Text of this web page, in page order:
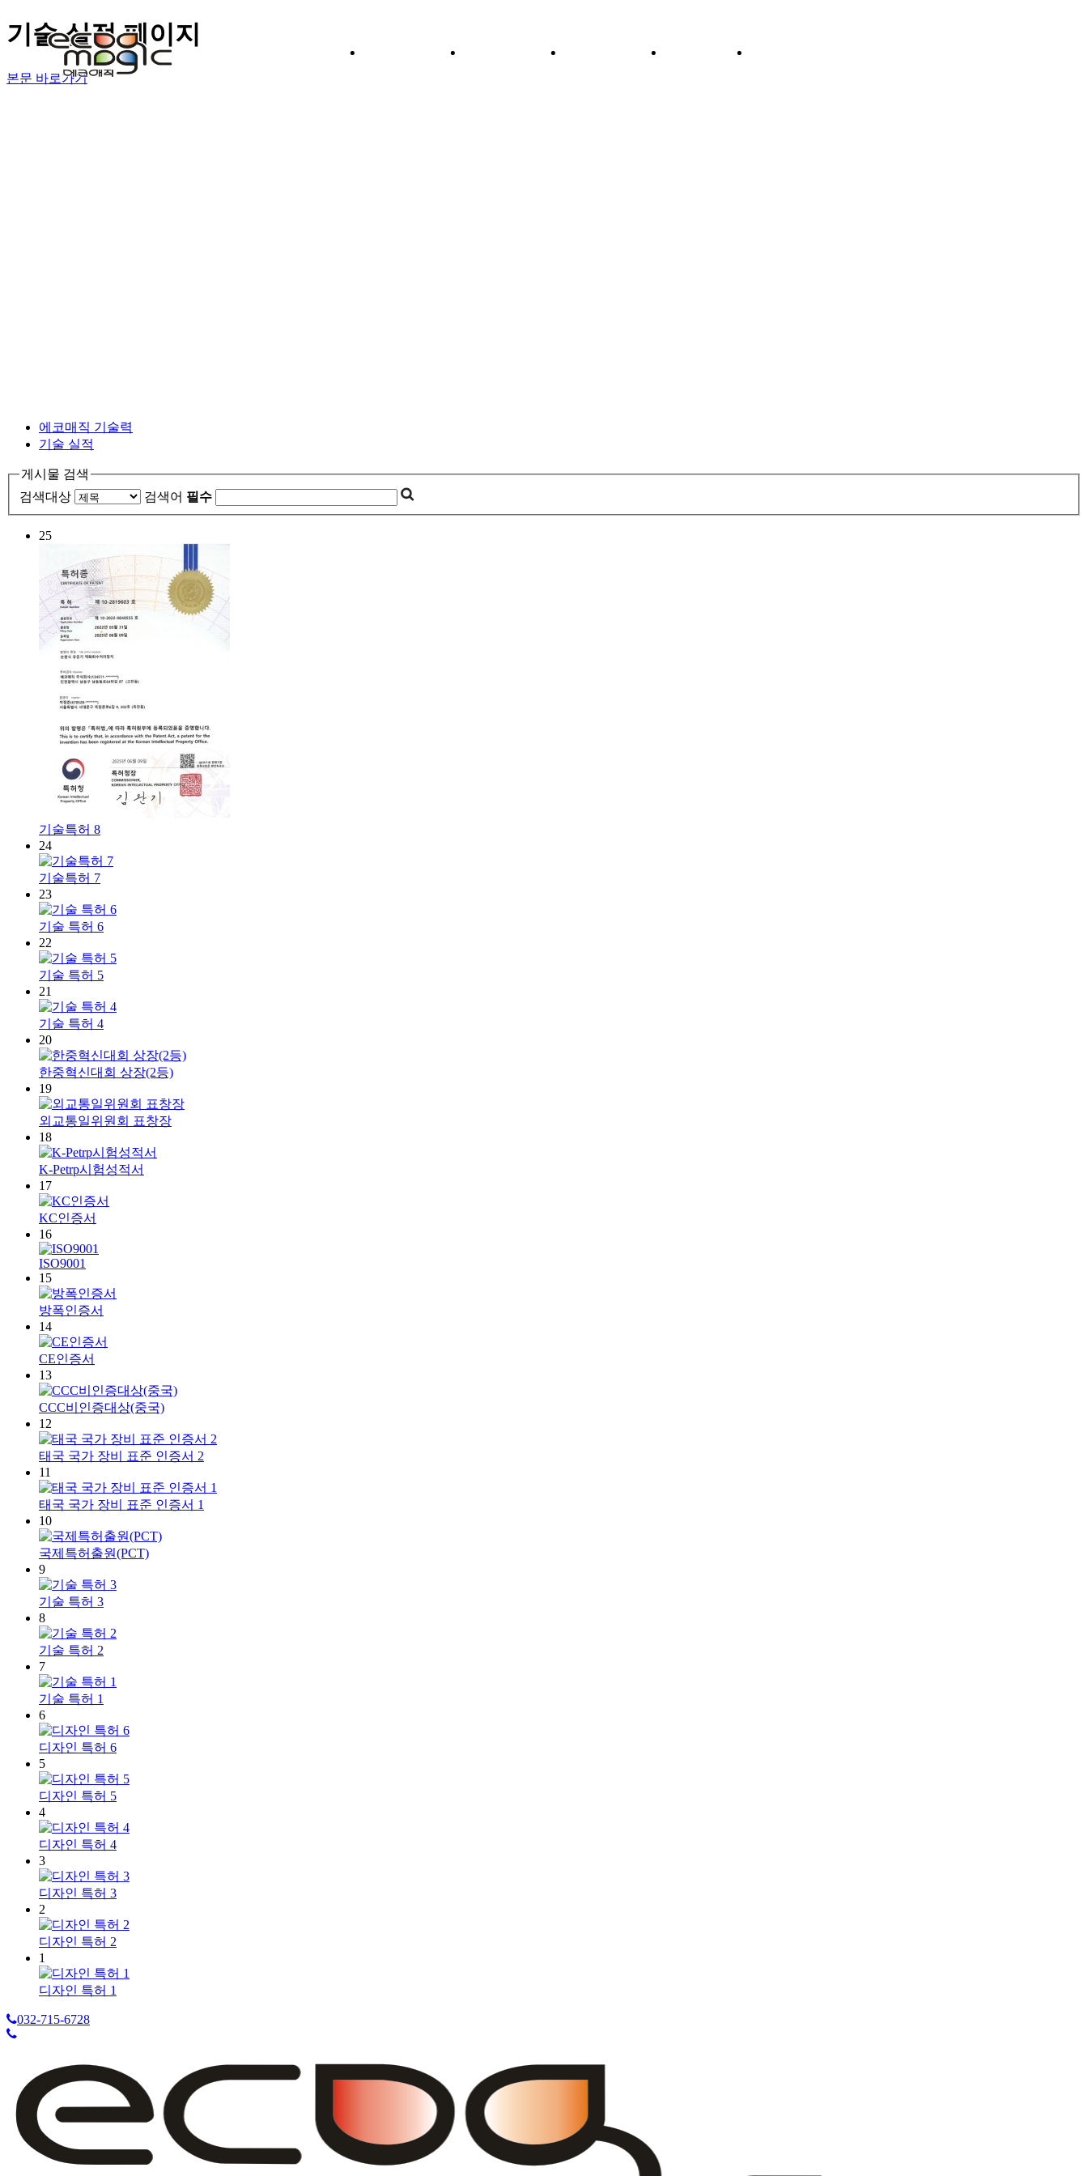
기술 실적 페이지
본문 바로가기
에코매직 기술력
기술 실적
게시물 검색
검색대상
검색어 필수
25
기술특허 8
24
기술특허 7
23
기술 특허 6
22
기술 특허 5
21
기술 특허 4
20
한중혁신대회 상장(2등)
19
외교통일위원회 표창장
18
K-Petrp시험성적서
17
KC인증서
16
ISO9001
15
방폭인증서
14
CE인증서
13
CCC비인증대상(중국)
12
태국 국가 장비 표준 인증서 2
11
태국 국가 장비 표준 인증서 1
10
국제특허출원(PCT)
9
기술 특허 3
8
기술 특허 2
7
기술 특허 1
6
디자인 특허 6
5
디자인 특허 5
4
디자인 특허 4
3
디자인 특허 3
2
디자인 특허 2
1
디자인 특허 1
032-715-6728